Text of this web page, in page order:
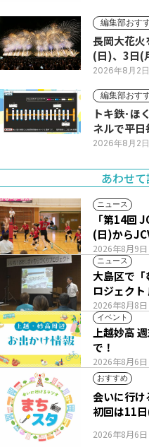
編集部おす
長岡大花火
(日)、3日(
2026年8月2日
編集部おす
トキ鉄･ほくほ
ネルで平
2026年8月2日
あわせ
ニュース
2026年8月9日
「第14回
(日)から
ニュース
2026年8月8日
大島区で「
ロジェク
イベント
2026年8月6日
上越妙高
で！
おすすめ
2026年8月6日
会いに行け
初回は11